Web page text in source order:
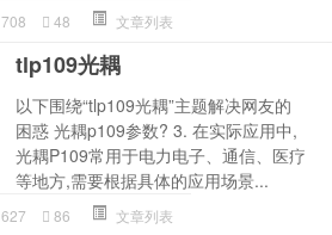
708 48 文章列表
tlp109光耦
以下围绕“tlp109光耦”主题解决网友的
困惑 光耦p109参数? 3. 在实际应用中,
光耦P109常用于电力电子、通信、医疗
等地方,需要根据具体的应用场景...
627 86 文章列表